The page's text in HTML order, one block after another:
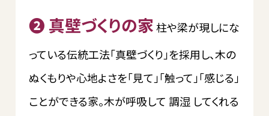
❷ 真壁づくりの家 柱や梁が現しにな
っている伝統工法「真壁づくり」を採用し、木の
ぬくもりや心地よさを「見て」「触って」「感じる」
ことができる家。木が呼吸して 調湿 してくれる